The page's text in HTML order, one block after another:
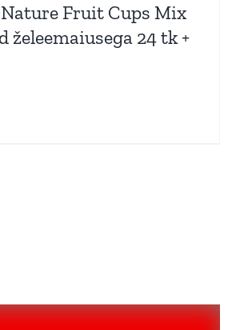
Nature Fruit Cups Mix
želeemaiusega 24 tk +